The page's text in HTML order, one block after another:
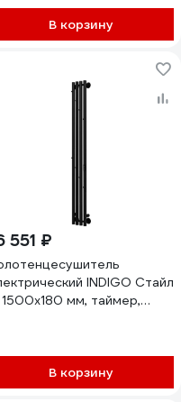
В корзину
551 ₽
INDIGO Стайл
1500x180 мм, таймер,
18BRRt
В корзину